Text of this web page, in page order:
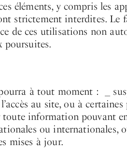
éléments, y compris les
strictement interdites. Le
de ces utilisations non
poursuites.
à tout moment : _
au site, ou à
information pouvant
ou internationales,
mises à jour.